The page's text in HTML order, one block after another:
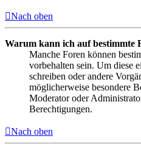
Nach oben
Warum kann ich auf bestimmte
Manche Foren können
vorbehalten sein. Um diese
schreiben oder andere
möglicherweise besondere
Moderator oder
Berechtigungen.
Nach oben